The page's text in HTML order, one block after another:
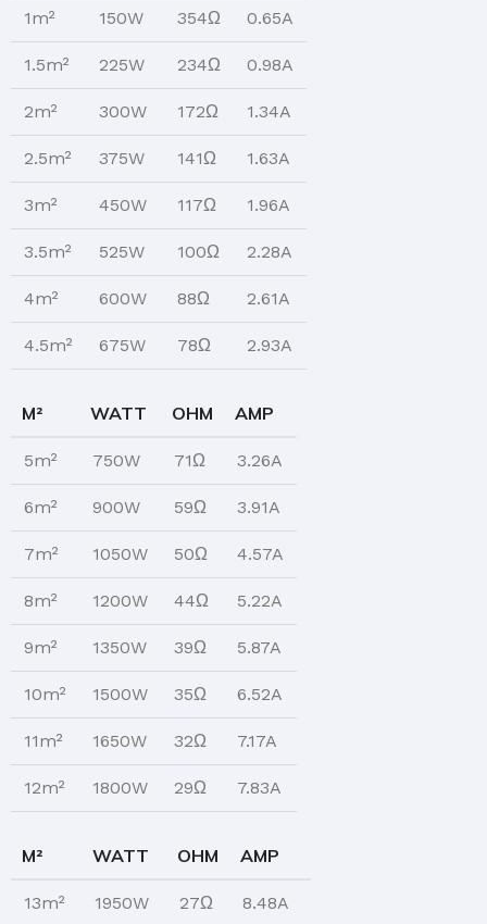
1m² 150W 354Ω 0.65A
1.5m² 225W 234Ω 0.98A
2m² 300W 172Ω 1.34A
2.5m² 375W 141Ω 1.63A
3m² 450W 117Ω 1.96A
3.5m² 525W 100Ω 2.28A
4m² 600W 88Ω 2.61A
4.5m² 675W 78Ω 2.93A
M² WATT OHM AMP
5m² 750W 71Ω 3.26A
6m² 900W 59Ω 3.91A
7m² 1050W 50Ω 4.57A
8m² 1200W 44Ω 5.22A
9m² 1350W 39Ω 5.87A
10m² 1500W 35Ω 6.52A
11m² 1650W 32Ω 7.17A
12m² 1800W 29Ω 7.83A
M² WATT OHM AMP
13m² 1950W 27Ω 8.48A